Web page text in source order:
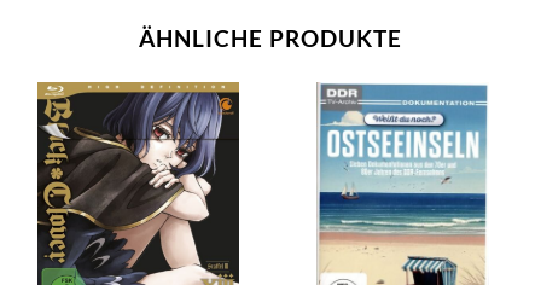
ÄHNLICHE PRODUKTE